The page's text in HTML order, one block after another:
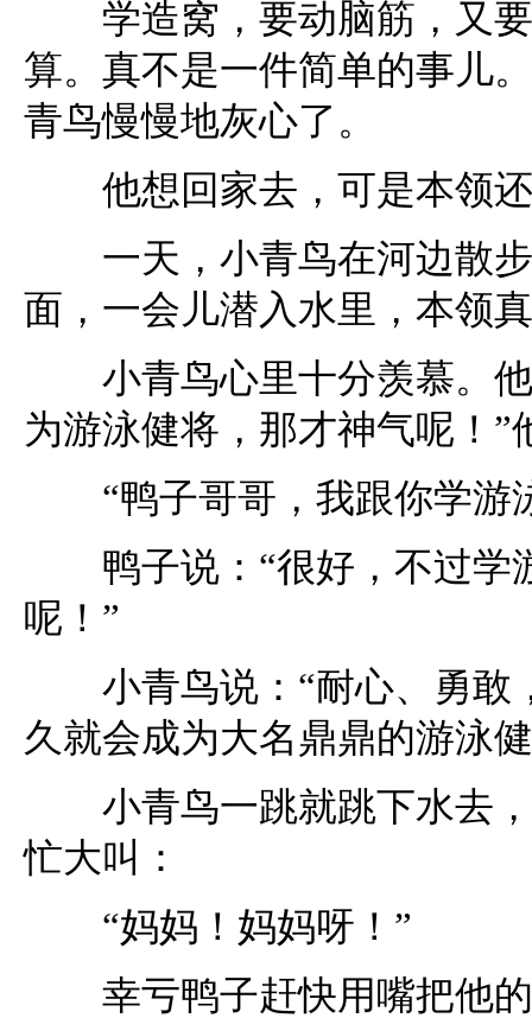
学造窝，要动脑筋，又要
算。真不是一件简单的事儿
青鸟慢慢地灰心了。
他想回家去，可是本领还
一天，小青鸟在河边散步
面，一会儿潜入水里，本领
小青鸟心里十分羡慕。他
为游泳健将，那才神气呢！”
“鸭子哥哥，我跟你学游
鸭子说：“很好，不过学
呢！”
小青鸟说：“耐心、勇敢
久就会成为大名鼎鼎的游泳
小青鸟一跳就跳下水去，
忙大叫：
“妈妈！妈妈呀！”
幸亏鸭子赶快用嘴把他的